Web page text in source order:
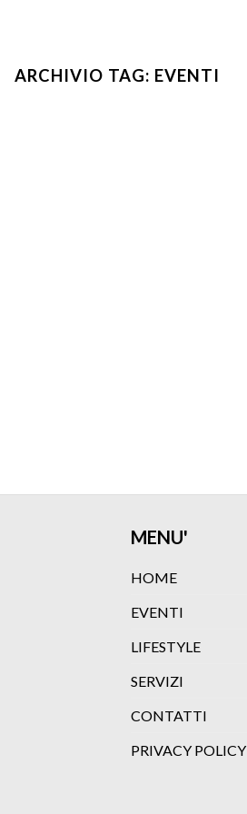
ARCHIVIO TAG: EVENTI
MENU'
HOME
EVENTI
LIFESTYLE
SERVIZI
CONTATTI
PRIVACY POLICY